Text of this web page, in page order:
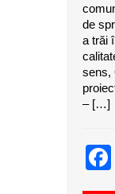
de
a trăi
sens,
– […]